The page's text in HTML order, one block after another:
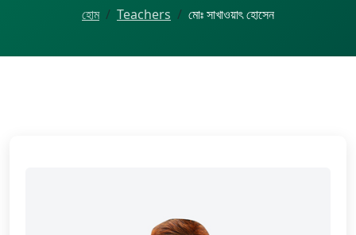
হোম
Teachers মোঃ সাখাওয়াৎ হোসেন